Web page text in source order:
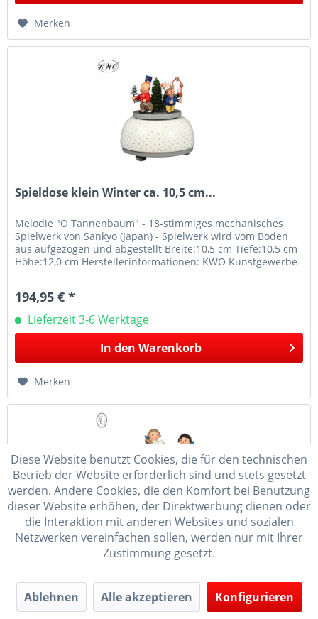
Merken
Spieldose klein Winter ca. 10,5 cm...
Melodie "O Tannenbaum" - 18-stimmiges mechanisches
Spielwerk von Sankyo (Japan) - Spielwerk wird vom Boden
aus aufgezogen und abgestellt Breite:10,5 cm Tiefe:10,5 cm
Höhe:12,0 cm Herstellerinformationen: KWO Kunstgewerbe-
194,95 € *
Lieferzeit 3-6 Werktage
In den Warenkorb
Merken
Spieldose blau-weiß-gold, 2 Engel bunt, Flügel...
Melodie:" Leise rieselt der Schnee" Maße ca. 13 cm x 12,5
cm (D x H) Frieder& André Uhlig e.K. Seiffen
Diese Website benutzt Cookies, die für den technischen
Betrieb der Website erforderlich sind und stets gesetzt
werden. Andere Cookies, die den Komfort bei Benutzung
dieser Website erhöhen, der Direktwerbung dienen oder
die Interaktion mit anderen Websites und sozialen
Netzwerken vereinfachen sollen, werden nur mit Ihrer
Zustimmung gesetzt.
Ablehnen Alle akzeptieren Konfigurieren